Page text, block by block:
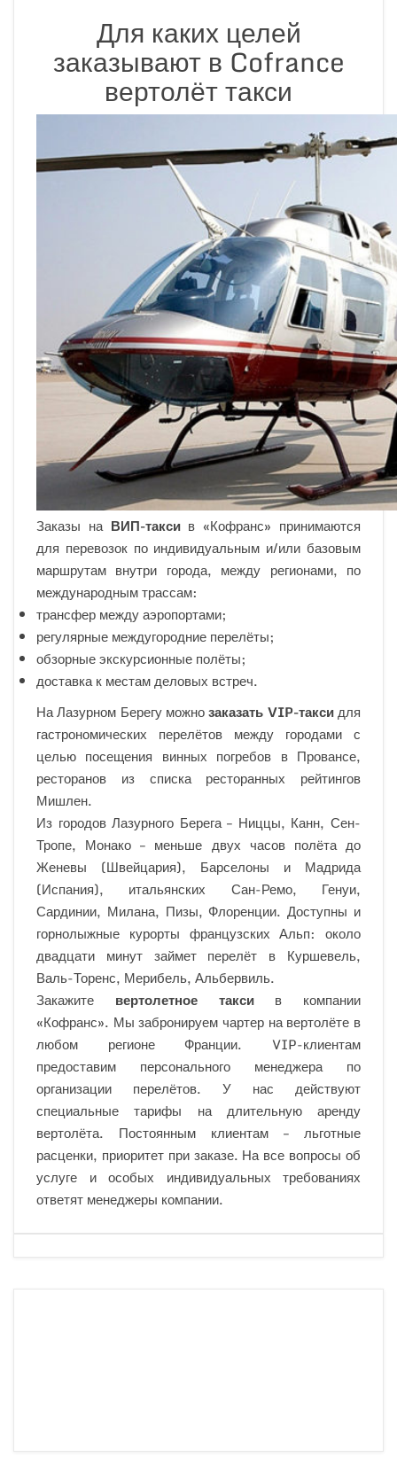
Для каких целей
заказывают в Cofrance
вертолёт такси
Заказы на ВИП-таксив «Кофранс» принимаются
для перевозок по индивидуальным и/или базовым
маршрутам внутри города, между регионами, по
международным трассам:
трансфер между аэропортами;
регулярные междугородние перелёты;
обзорные экскурсионные полёты;
доставка к местам деловых встреч.
На Лазурном Берегу можнозаказать VIP-таксидля
гастрономических перелётов между городами с
целью посещения винных погребов в Провансе,
ресторанов из списка ресторанных рейтингов
Мишлен.
Из городов Лазурного Берега – Ниццы, Канн, Сен-
Тропе, Монако – меньше двух часов полёта до
Женевы (Швейцария), Барселоны и Мадрида
(Испания), итальянских Сан-Ремо, Генуи,
Сардинии, Милана, Пизы, Флоренции. Доступны и
горнолыжные курорты французских Альп: около
двадцати минут займет перелёт в Куршевель,
Валь-Торенс, Мерибель, Альбервиль.
Закажите вертолетное такси в компании
«Кофранс». Мы забронируем чартер на вертолёте в
любом регионе Франции. VIP-клиентам
предоставим персонального менеджера по
организации перелётов. У нас действуют
специальные тарифы на длительную аренду
вертолёта. Постоянным клиентам – льготные
расценки, приоритет при заказе. На все вопросы об
услуге и особых индивидуальных требованиях
ответят менеджеры компании.